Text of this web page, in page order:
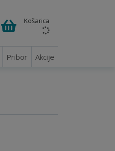
Košarica
Pribor Akcije